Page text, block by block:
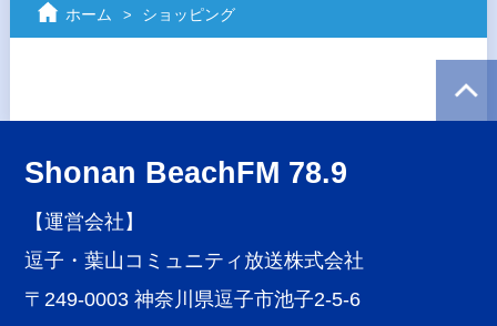
ホーム ショッピング
Shonan BeachFM 78.9
【運営会社】
逗子・葉山コミュニティ放送株式会社
〒249-0003 神奈川県逗子市池子2-5-6